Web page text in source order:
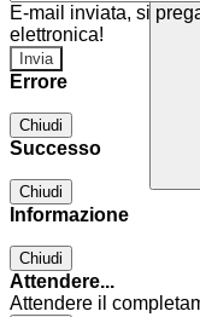
E-mail inviata, si
elettronica!
Errore
Chiudi
Successo
Chiudi
Informazione
Chiudi
Attendere...
Attendere il